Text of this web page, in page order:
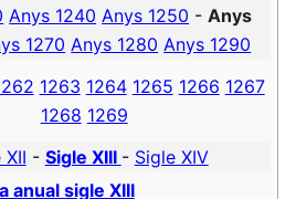
Anys 1240 Anys 1250 -Anys
1270 Anys 1280 Anys 1290
1263 1264 1265 1266 1267
1268 1269
XII - Sigle XIII - Sigle XIV
anual sigle XIII